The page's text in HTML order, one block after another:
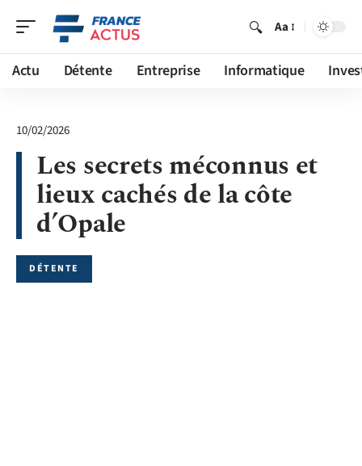
Aa
Actu Détente Entreprise Informatique
10/02/2026
Les secrets méconnus et
lieux cachés de la côte
d’Opale
DÉTENTE